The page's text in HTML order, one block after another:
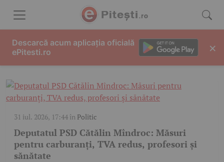
CĂTĂLIN MÎNDROC
31 iul. 2026, 17:44 în Politic
Deputatul PSD Cătălin Mîndroc: Măsuri
pentru carburanți, TVA redus, profesori și
sănătate
Descarcă acum aplicația oficială
ePitesti.ro
×